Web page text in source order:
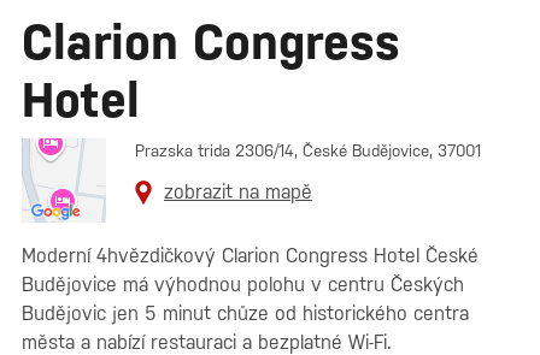
Clarion Congress
Hotel
Prazska trida 2306/14, České Budějovice, 37001
zobrazit na mapě
Moderní 4hvězdičkový Clarion Congress Hotel České
Budějovice má výhodnou polohu v centru Českých
Budějovic jen 5 minut chůze od historického centra
města a nabízí restauraci a bezplatné Wi-Fi.